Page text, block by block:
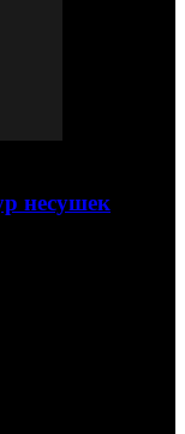
несушек